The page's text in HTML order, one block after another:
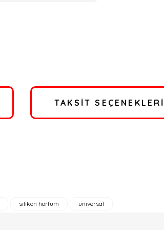
TAKSIT SEÇENEKLERI
silikon hortum universal